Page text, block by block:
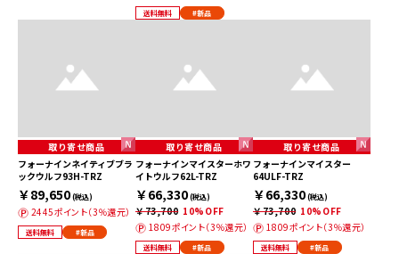
送料無料 #新品
取り寄せ商品
フォーナインネイティブブラ
ックウルフ93H-TRZ
￥89,650(税込)
2445ポイント（3％還元）
送料無料 #新品
取り寄せ商品
フォーナインマイスターホワ
イトウルフ62L-TRZ
￥66,330(税込)
￥73,700 10%OFF
1809ポイント（3％還元）
送料無料 #新品
取り寄せ商品
フォーナインマイスター
64ULF-TRZ
￥66,330(税込)
￥73,700 10%OFF
1809ポイント（3％還元）
送料無料 #新品